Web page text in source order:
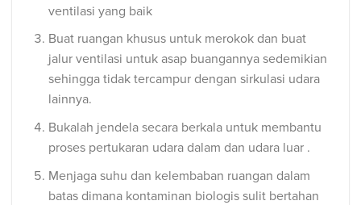
ventilasi yang baik
Buat ruangan khusus untuk merokok dan buat
jalur ventilasi untuk asap buangannya sedemikian
sehingga tidak tercampur dengan sirkulasi udara
lainnya.
Bukalah jendela secara berkala untuk membantu
proses pertukaran udara dalam dan udara luar .
Menjaga suhu dan kelembaban ruangan dalam
batas dimana kontaminan biologis sulit bertahan